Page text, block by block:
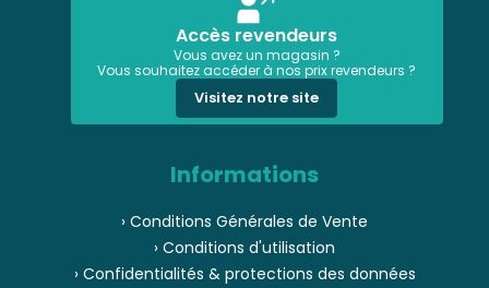
Accès revendeurs
Vous avez un magasin ?
Vous souhaitez accéder à nos prix revendeurs ?
Visitez notre site
Informations
› Conditions Générales de Vente
› Conditions d'utilisation
› Confidentialités & protections des données